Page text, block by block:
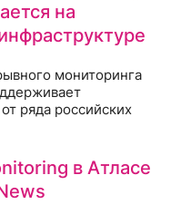
на
мониторинга
ряда российских
в Атласе